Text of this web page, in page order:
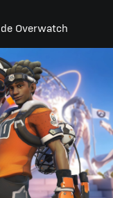
Overwatch